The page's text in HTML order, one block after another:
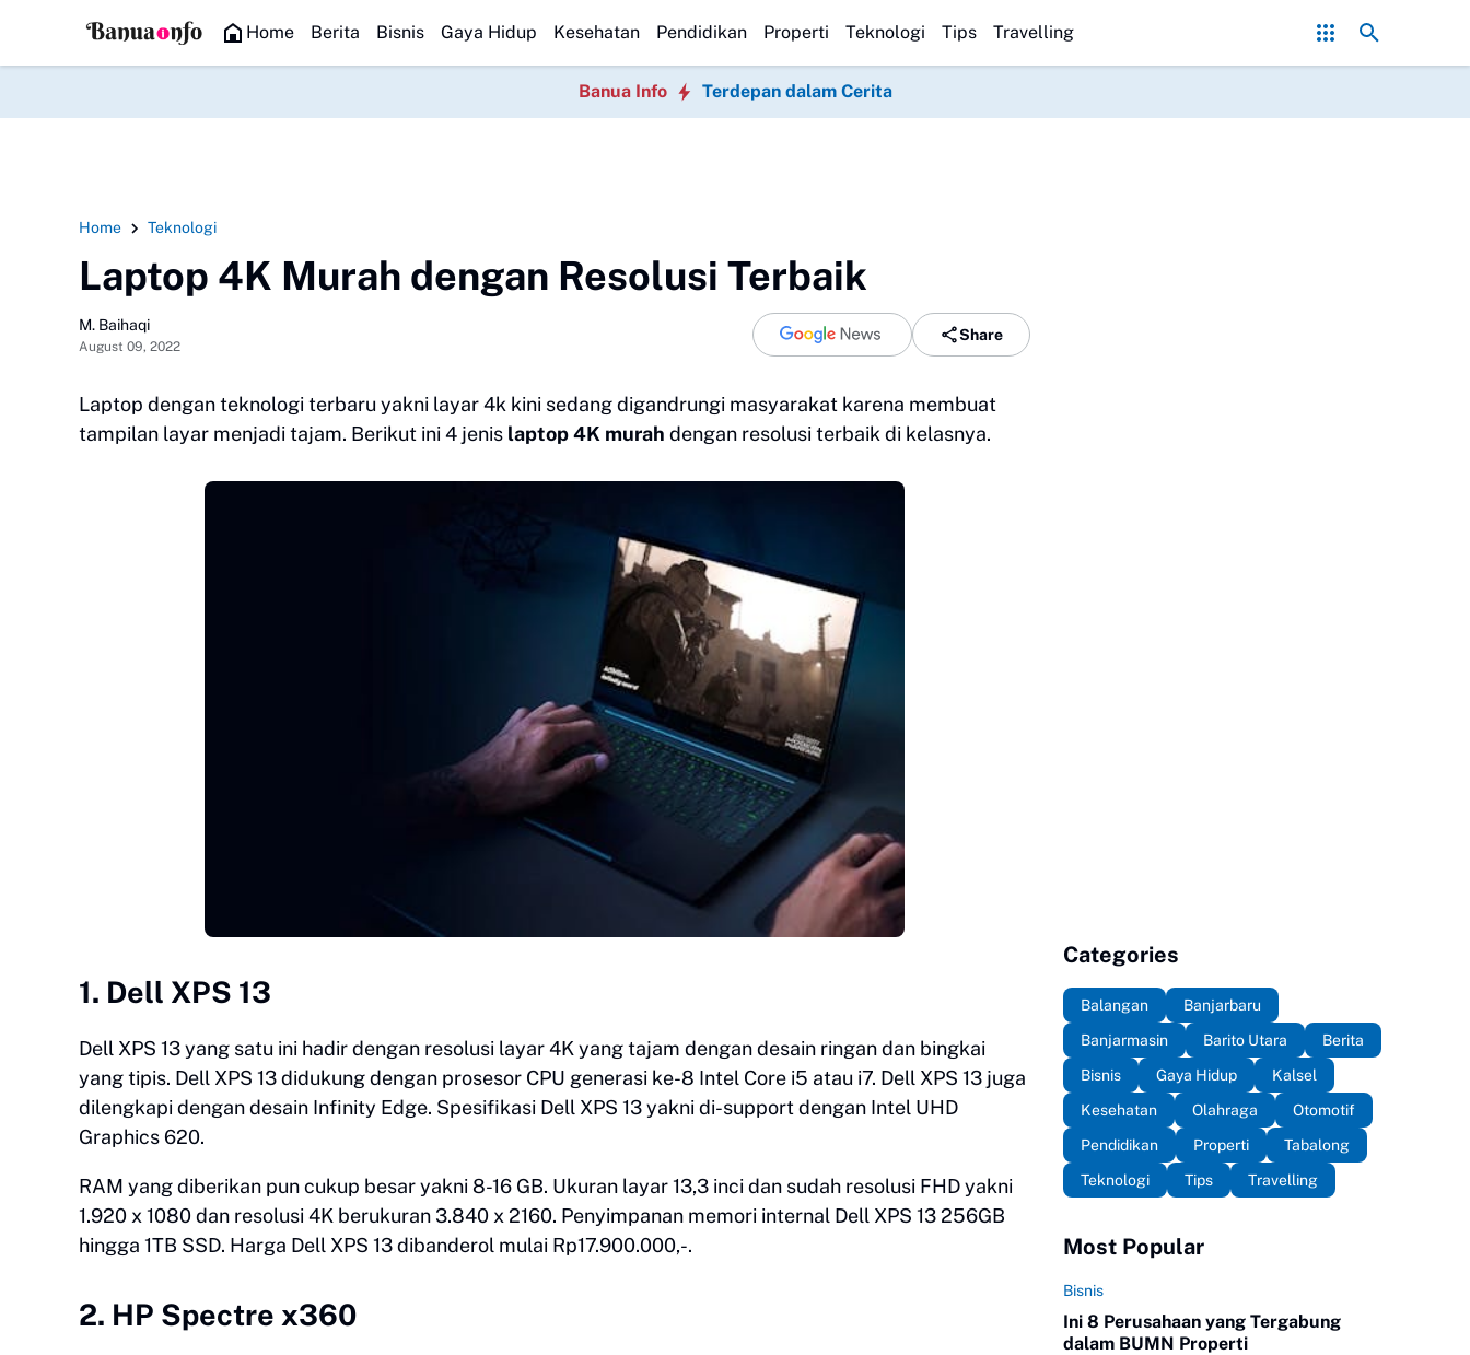
HEADLINE Hindari 7 Kesalahan Bisnis Online Pemula
Home Berita Bisnis Gaya Hidup Kesehatan Pendidikan Properti Teknologi Tips Travelling
Banua Info Terdepan dalam Cerita
Home Teknologi
Laptop 4K Murah dengan Resolusi Terbaik
M. Baihaqi
August 09, 2022
Share
Laptop dengan teknologi terbaru yakni layar 4k kini sedang digandrungi masyarakat karena membuat
tampilan layar menjadi tajam. Berikut ini 4 jenis laptop 4K murah dengan resolusi terbaik di kelasnya.
1. Dell XPS 13
Dell XPS 13 yang satu ini hadir dengan resolusi layar 4K yang tajam dengan desain ringan dan bingkai
yang tipis. Dell XPS 13 didukung dengan prosesor CPU generasi ke-8 Intel Core i5 atau i7. Dell XPS 13 juga
dilengkapi dengan desain Infinity Edge. Spesifikasi Dell XPS 13 yakni di-support dengan Intel UHD
Graphics 620.
RAM yang diberikan pun cukup besar yakni 8-16 GB. Ukuran layar 13,3 inci dan sudah resolusi FHD yakni
1.920 x 1080 dan resolusi 4K berukuran 3.840 x 2160. Penyimpanan memori internal Dell XPS 13 256GB
hingga 1TB SSD. Harga Dell XPS 13 dibanderol mulai Rp17.900.000,-.
2. HP Spectre x360
Categories
Balangan
Banjarbaru
Banjarmasin
Barito Utara
Berita
Bisnis
Gaya Hidup
Kalsel
Kesehatan
Olahraga
Otomotif
Pendidikan
Properti
Tabalong
Teknologi
Tips Travelling
Most Popular
Bisnis
Ini 8 Perusahaan yang Tergabung
dalam BUMN Properti